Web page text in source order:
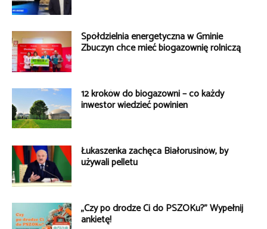
Spółdzielnia energetyczna w Gminie
Zbuczyn chce mieć biogazownię rolniczą
12 kroków do biogazowni – co każdy
inwestor wiedzieć powinien
Łukaszenka zachęca Białorusinów, by
używali pelletu
„Czy po drodze Ci do PSZOKu?” Wypełnij
ankietę!